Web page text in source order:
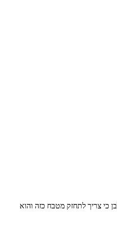
כי צריך לתחזק מטבח כזה והוא